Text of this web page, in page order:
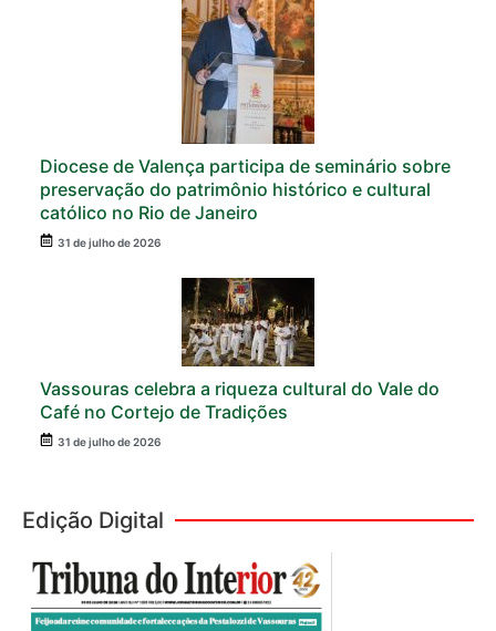
Diocese de Valença participa de seminário sobre
preservação do patrimônio histórico e cultural
católico no Rio de Janeiro
31 de julho de 2026
Vassouras celebra a riqueza cultural do Vale do
Café no Cortejo de Tradições
31 de julho de 2026
Edição Digital